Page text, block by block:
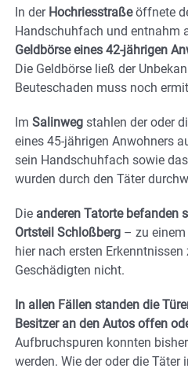
In der Hochriesstraßeöffnete
Handschuhfach und entnahm
Geldbörse eines 42-jährigen
Die Geldbörse ließ der
Beuteschaden muss noch
Im Salinweg stahlen der oder
eines 45-jährigen Anwohners
sein Handschuhfach sowie
wurden durch den Täter
Die anderen Tatorte befanden
Ortsteil Schloßberg – zu
hier nach ersten
Geschädigten nicht.
In allen Fällen standen die
Besitzer an den Autos offen
Aufbruchspuren konnten
werden. Wie der oder die Täter